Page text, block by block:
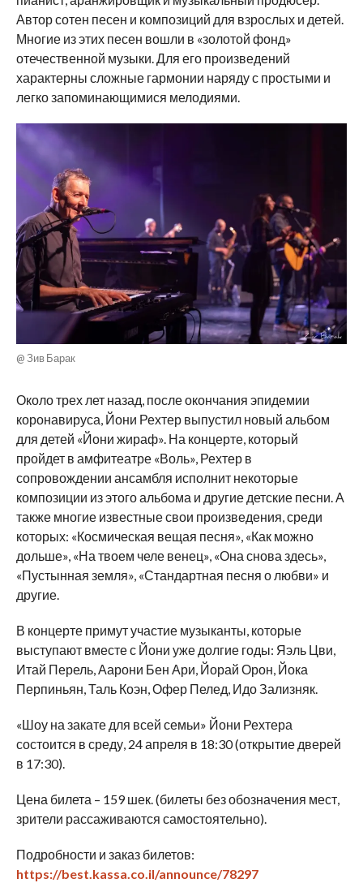
Автор сотен песен и композиций для взрослых и детей.
Многие из этих песен вошли в «золотой фонд»
отечественной музыки. Для его произведений
характерны сложные гармонии наряду с простыми и
легко запоминающимися мелодиями.
@ Зив Барак
Около трех лет назад, после окончания эпидемии
коронавируса, Йони Рехтер выпустил новый альбом
для детей «Йони жираф». На концерте, который
пройдет в амфитеатре «Воль», Рехтер в
сопровождении ансамбля исполнит некоторые
композиции из этого альбома и другие детские песни. А
также многие известные свои произведения, среди
которых: «Космическая вещая песня», «Как можно
дольше», «На твоем челе венец», «Она снова здесь»,
«Пустынная земля», «Стандартная песня о любви» и
другие.
В концерте примут участие музыканты, которые
выступают вместе с Йони уже долгие годы: Яэль Цви,
Итай Перель, Аарони Бен Ари, Йорай Орон, Йока
Перпиньян, Таль Коэн, Офер Пелед, Идо Зализняк.
«Шоу на закате для всей семьи» Йони Рехтера
состоится в среду, 24 апреля в 18:30 (открытие дверей
в 17:30).
Цена билета – 159 шек. (билеты без обозначения мест,
зрители рассаживаются самостоятельно).
Подробности и заказ билетов:
https://best.kassa.co.il/announce/78297